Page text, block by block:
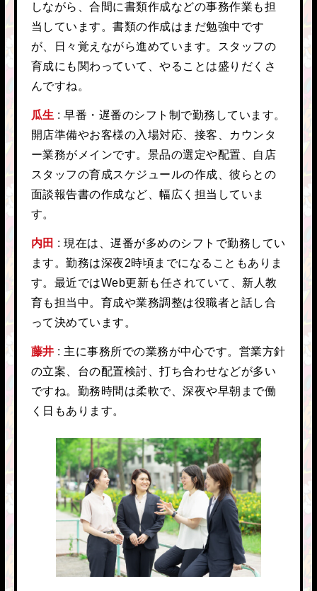
しながら、合間に書類作成などの事務作業も担
当しています。書類の作成はまだ勉強中です
が、日々覚えながら進めています。スタッフの
育成にも関わっていて、やることは盛りだくさ
んですね。
瓜生
早番・遅番のシフト制で勤務しています。
開店準備やお客様の入場対応、接客、カウンタ
ー業務がメインです。景品の選定や配置、自店
スタッフの育成スケジュールの作成、彼らとの
面談報告書の作成など、幅広く担当していま
す。
内田
現在は、遅番が多めのシフトで勤務してい
ます。勤務は深夜2時頃までになることもありま
す。最近ではWeb更新も任されていて、新人教
育も担当中。育成や業務調整は役職者と話し合
って決めています。
藤井
主に事務所での業務が中心です。営業方針
の立案、台の配置検討、打ち合わせなどが多い
ですね。勤務時間は柔軟で、深夜や早朝まで働
く日もあります。